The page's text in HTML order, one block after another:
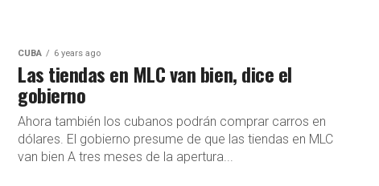
CUBA 6 years ago
Las tiendas en MLC van bien, dice el
gobierno
Ahora también los cubanos podrán comprar carros en
dólares. El gobierno presume de que las tiendas en MLC
van bien A tres meses de la apertura...